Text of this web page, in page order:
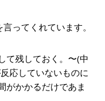
ってくれています。
て残しておく。〜(中
応していないものに
がかかるだけであま